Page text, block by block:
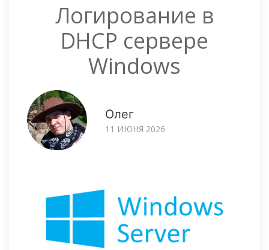
Логирование в
DHCP сервере
Windows
Олег
11 ИЮНЯ 2026